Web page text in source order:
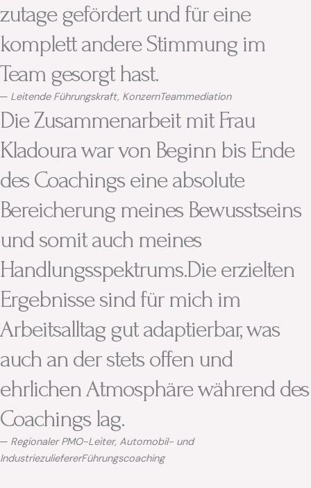
zutage gefördert und für eine
komplett andere Stimmung im
Team gesorgt hast.
─ Leitende Führungskraft, KonzernTeammediation
Die Zusammenarbeit mit Frau
Kladoura war von Beginn bis Ende
des Coachings eine absolute
Bereicherung meines Bewusstseins
und somit auch meines
Handlungsspektrums.Die erzielten
Ergebnisse sind für mich im
Arbeitsalltag gut adaptierbar, was
auch an der stets offen und
ehrlichen Atmosphäre während des
Coachings lag.
─ Regionaler PMO-Leiter, Automobil- und
IndustriezuliefererFührungscoaching